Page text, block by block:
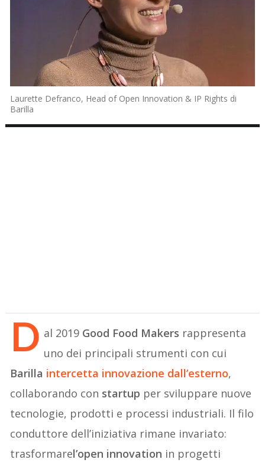
Laurette Defranco, Head of Open Innovation & IP Rights di
Barilla
D al 2019 Good Food Makers rappresenta
uno dei principali strumenti con cui
Barilla intercetta innovazione dall’esterno,
collaborando con startup per sviluppare nuove
tecnologie, prodotti e processi industriali. Il filo
conduttore dell’iniziativa rimane invariato:
trasformarel’open innovation in progetti